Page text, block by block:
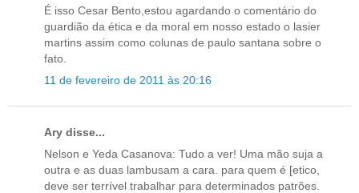
É isso Cesar Bento,estou agardando o comentário do
guardião da ética e da moral em nosso estado o lasier
martins assim como colunas de paulo santana sobre o
fato.
11 de fevereiro de 2011 às 20:16
Ary disse...
Nelson e Yeda Casanova: Tudo a ver! Uma mão suja a
outra e as duas lambusam a cara. para quem é [etico,
deve ser terrível trabalhar para determinados patrões.